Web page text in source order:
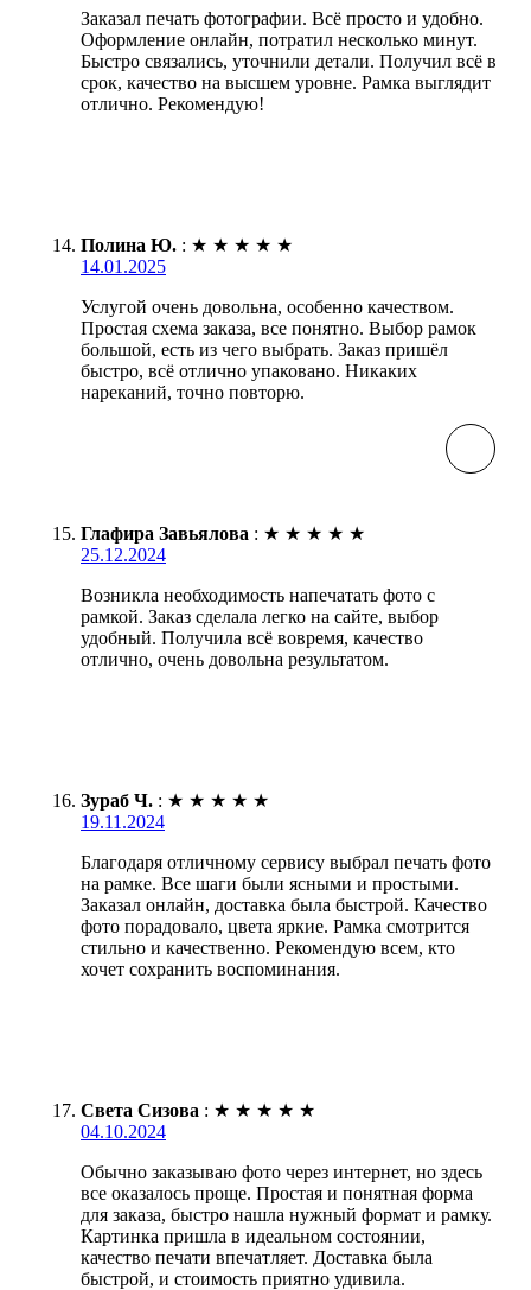
Заказал печать фотографии. Всё просто и удобно.
Оформление онлайн, потратил несколько минут.
Быстро связались, уточнили детали. Получил всё в
срок, качество на высшем уровне. Рамка выглядит
отлично. Рекомендую!
Полина Ю. : ★ ★ ★ ★ ★
14.01.2025
Услугой очень довольна, особенно качеством.
Простая схема заказа, все понятно. Выбор рамок
большой, есть из чего выбрать. Заказ пришёл
быстро, всё отлично упаковано. Никаких
нареканий, точно повторю.
Глафира Завьялова : ★ ★ ★ ★ ★
25.12.2024
Возникла необходимость напечатать фото с
рамкой. Заказ сделала легко на сайте, выбор
удобный. Получила всё вовремя, качество
отлично, очень довольна результатом.
Зураб Ч. : ★ ★ ★ ★ ★
19.11.2024
Благодаря отличному сервису выбрал печать фото
на рамке. Все шаги были ясными и простыми.
Заказал онлайн, доставка была быстрой. Качество
фото порадовало, цвета яркие. Рамка смотрится
стильно и качественно. Рекомендую всем, кто
хочет сохранить воспоминания.
Света Сизова : ★ ★ ★ ★ ★
04.10.2024
Обычно заказываю фото через интернет, но здесь
все оказалось проще. Простая и понятная форма
для заказа, быстро нашла нужный формат и рамку.
Картинка пришла в идеальном состоянии,
качество печати впечатляет. Доставка была
быстрой, и стоимость приятно удивила.